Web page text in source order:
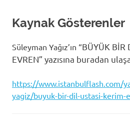
Kaynak Gösterenler
Süleyman Yağız’ın “BÜYÜK BİR
EVREN” yazısına buradan
https://www.istanbulflash.com/
yagiz/buyuk-bir-dil-ustasi-kerim-